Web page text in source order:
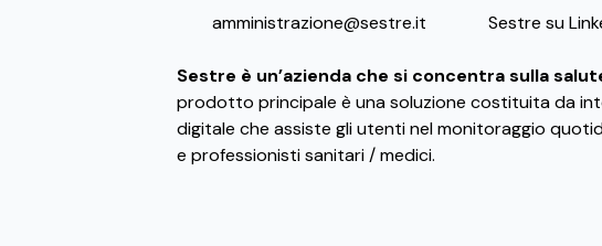
amministrazione@sestre.it
Sestre su
Sestre è un’azienda che si concentra sulla
prodotto principale è una soluzione costituita da
digitale che assiste gli utenti nel monitoraggio
e professionisti sanitari / medici.